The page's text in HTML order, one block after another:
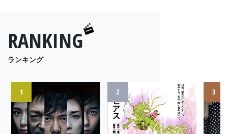
RANKING
ランキング
1 2 3